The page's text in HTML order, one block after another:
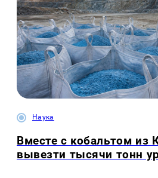
Наука
Вместе с кобальтом из
вывезти тысячи тонн